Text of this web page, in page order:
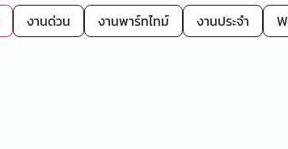
งานด่วน งานพาร์ทไทม์ งานประจำ